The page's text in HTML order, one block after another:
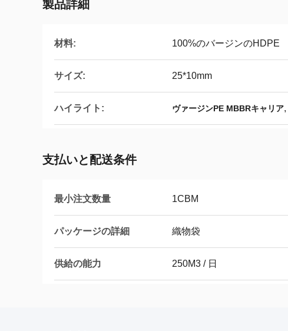
製品詳細
材料: 100%のバージンのHDPE
サイズ: 25*10mm
ハイライト: ヴァージンPE MBBRキャリア,
支払いと配送条件
最小注文数量 1CBM
パッケージの詳細 織物袋
供給の能力 250M3 / 日